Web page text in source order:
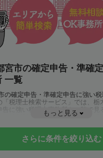
宮市の確定申告・準確
一覧
の確定申告・準確定申告に強い
「税理士検索サービス」では、栃
告に強い税理士事務所を一覧で見
や特例制度のことは一度近隣の税
もっと見る
さらに条件を絞り込む